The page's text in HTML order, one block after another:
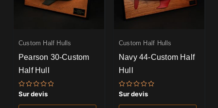
Custom Half Hulls
Pearson 30-Custom
Half Hull
Note
0
sur
Sur devis
Custom Half Hulls
Navy 44-Custom Half
Hull
Note
0
sur
Sur devis